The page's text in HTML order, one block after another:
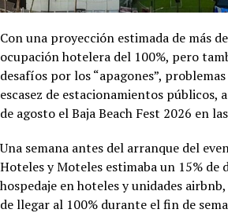
Con una proyección estimada de más
ocupación hotelera del 100%, pero
desafíos por los “apagones”,
escasez de estacionamientos públicos,
de agosto el Baja Beach Fest 2026 en
Una semana antes del arranque del
Hoteles y Moteles estimaba un 15% de
hospedaje en hoteles y unidades
de llegar al 100% durante el fin de